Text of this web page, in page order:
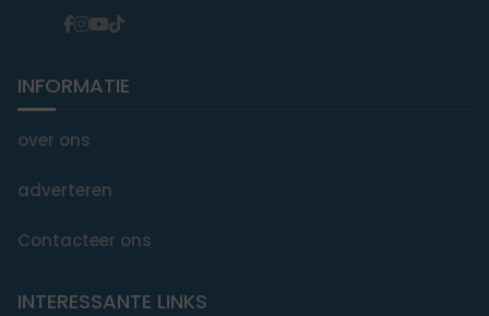
INFORMATIE
over ons
adverteren
Contacteer ons
INTERESSANTE LINKS